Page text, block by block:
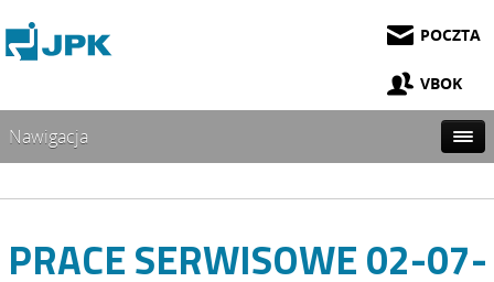
POCZTA
VBOK
Nawigacja
PRACE SERWISOWE 02-07-